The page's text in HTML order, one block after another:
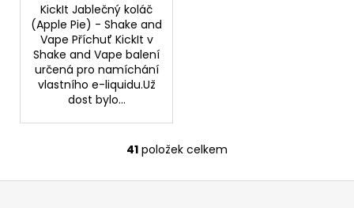
KickIt Jablečný koláč
(Apple Pie) - Shake and
Vape Příchuť KickIt v
Shake and Vape balení
určená pro namíchání
vlastního e-liquidu.Už
dost bylo...
O
41 položek celkem
Z